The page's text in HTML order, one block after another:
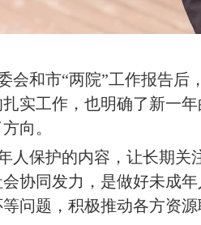
会和市“两院”工作报告
实工作，也明确了新一
向。
人保护的内容，让长期
协同发力，是做好未成
问题，积极推动各方资